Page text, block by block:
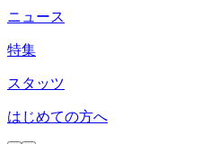
ニュース
特集
スタッツ
はじめての方へ